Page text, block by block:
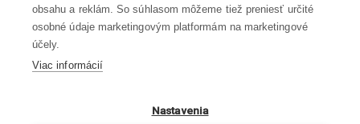
Kontaktujte nás
info@robotworld.sk
02 / 205 103 00
obsahu a reklám. So súhlasom môžeme tiež preniesť určité
osobné údaje marketingovým platformám na marketingové
účely.
Viac informácií
Nastavenia